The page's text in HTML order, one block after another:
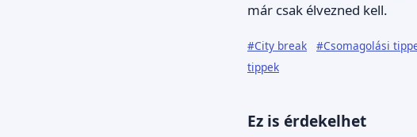
már csak élvezned kell.
#City break #Csomagolási
tippek
Ez is érdekelhet